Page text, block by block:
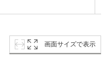
画面サイズで表示